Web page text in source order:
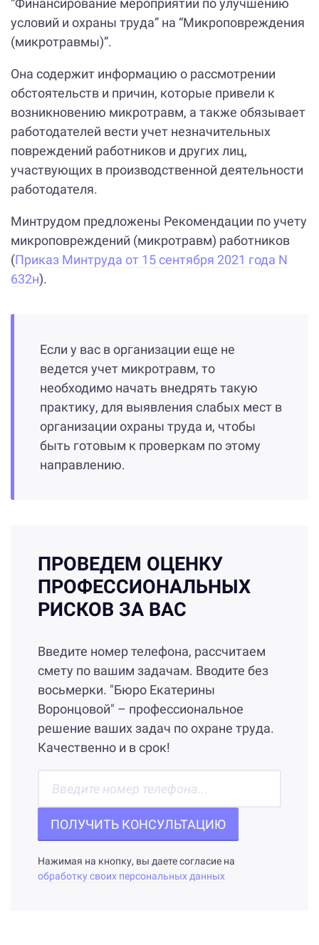
“Финансирование мероприятий по улучшению
условий и охраны труда” на “Микроповреждения
(микротравмы)”.
Она содержит информацию о рассмотрении
обстоятельств и причин, которые привели к
возникновению микротравм, а также обязывает
работодателей вести учет незначительных
повреждений работников и других лиц,
участвующих в производственной деятельности
работодателя.
Минтрудом предложены Рекомендации по учету
микроповреждений (микротравм) работников
(Приказ Минтруда от 15 сентября 2021 года N
632н).
Если у вас в организации еще не
ведется учет микротравм, то
необходимо начать внедрять такую
практику, для выявления слабых мест в
организации охраны труда и, чтобы
быть готовым к проверкам по этому
направлению.
ПРОВЕДЕМ ОЦЕНКУ
ПРОФЕССИОНАЛЬНЫХ
РИСКОВ ЗА ВАС
Введите номер телефона, рассчитаем
смету по вашим задачам. Вводите без
восьмерки. "Бюро Екатерины
Воронцовой" – профессиональное
решение ваших задач по охране труда.
Качественно и в срок!
ПОЛУЧИТЬ КОНСУЛЬТАЦИЮ
Нажимая на кнопку, вы даете согласие на
обработку своих персональных данных